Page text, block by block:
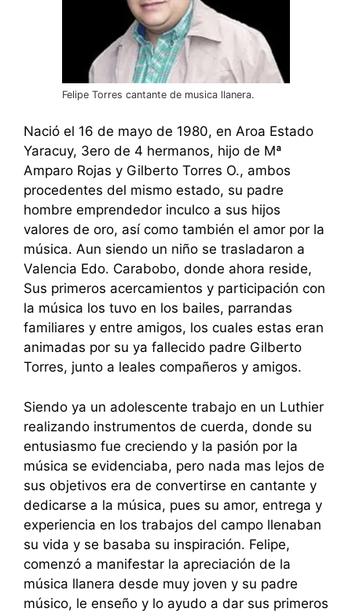
Felipe Torres cantante de musica llanera.
Nació el 16 de mayo de 1980, en Aroa Estado
Yaracuy, 3ero de 4 hermanos, hijo de Mª
Amparo Rojas y Gilberto Torres O., ambos
procedentes del mismo estado, su padre
hombre emprendedor inculco a sus hijos
valores de oro, así como también el amor por la
música. Aun siendo un niño se trasladaron a
Valencia Edo. Carabobo, donde ahora reside,
Sus primeros acercamientos y participación con
la música los tuvo en los bailes, parrandas
familiares y entre amigos, los cuales estas eran
animadas por su ya fallecido padre Gilberto
Torres, junto a leales compañeros y amigos.
Siendo ya un adolescente trabajo en un Luthier
realizando instrumentos de cuerda, donde su
entusiasmo fue creciendo y la pasión por la
música se evidenciaba, pero nada mas lejos de
sus objetivos era de convertirse en cantante y
dedicarse a la música, pues su amor, entrega y
experiencia en los trabajos del campo llenaban
su vida y se basaba su inspiración. Felipe,
comenzó a manifestar la apreciación de la
música llanera desde muy joven y su padre
músico, le enseño y lo ayudo a dar sus primeros